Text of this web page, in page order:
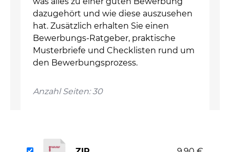
dazugehört und wie diese auszusehen
hat. Zusätzlich erhalten Sie einen
Bewerbungs-Ratgeber, praktische
Musterbriefe und Checklisten rund um
den Bewerbungsprozess.
Anzahl Seiten: 30